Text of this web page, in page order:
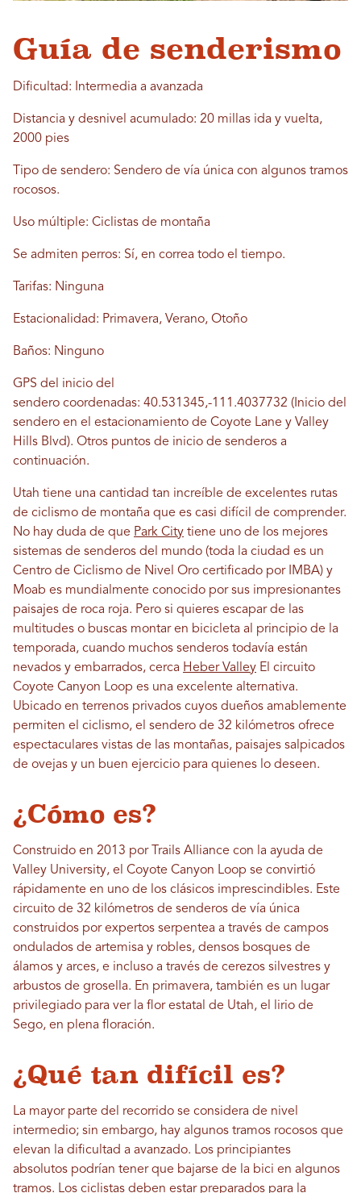
Guía de senderismo
Dificultad: Intermedia a avanzada
Distancia y desnivel acumulado: 20 millas ida y vuelta,
2000 pies
Tipo de sendero: Sendero de vía única con algunos tramos
rocosos.
Uso múltiple: Ciclistas de montaña
Se admiten perros: Sí, en correa todo el tiempo.
Tarifas: Ninguna
Estacionalidad: Primavera, Verano, Otoño
Baños: Ninguno
GPS del inicio del
sendero coordenadas: 40.531345,-111.4037732 (Inicio del
sendero en el estacionamiento de Coyote Lane y Valley
Hills Blvd). Otros puntos de inicio de senderos a
continuación.
Utah tiene una cantidad tan increíble de excelentes rutas
de ciclismo de montaña que es casi difícil de comprender.
No hay duda de que Park City tiene uno de los mejores
sistemas de senderos del mundo (toda la ciudad es un
Centro de Ciclismo de Nivel Oro certificado por IMBA) y
Moab es mundialmente conocido por sus impresionantes
paisajes de roca roja. Pero si quieres escapar de las
multitudes o buscas montar en bicicleta al principio de la
temporada, cuando muchos senderos todavía están
nevados y embarrados, cerca Heber Valley El circuito
Coyote Canyon Loop es una excelente alternativa.
Ubicado en terrenos privados cuyos dueños amablemente
permiten el ciclismo, el sendero de 32 kilómetros ofrece
espectaculares vistas de las montañas, paisajes salpicados
de ovejas y un buen ejercicio para quienes lo deseen.
¿Cómo es?
Construido en 2013 por Trails Alliance con la ayuda de
Valley University, el Coyote Canyon Loop se convirtió
rápidamente en uno de los clásicos imprescindibles. Este
circuito de 32 kilómetros de senderos de vía única
construidos por expertos serpentea a través de campos
ondulados de artemisa y robles, densos bosques de
álamos y arces, e incluso a través de cerezos silvestres y
arbustos de grosella. En primavera, también es un lugar
privilegiado para ver la flor estatal de Utah, el lirio de
Sego, en plena floración.
¿Qué tan difícil es?
La mayor parte del recorrido se considera de nivel
intermedio; sin embargo, hay algunos tramos rocosos que
elevan la dificultad a avanzado. Los principiantes
absolutos podrían tener que bajarse de la bici en algunos
tramos. Los ciclistas deben estar preparados para la